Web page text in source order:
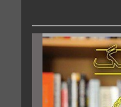
آرام با